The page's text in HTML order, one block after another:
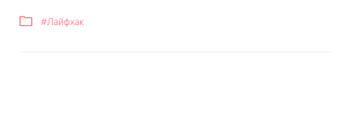
#Лайфхак